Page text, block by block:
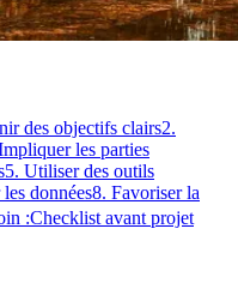
des objectifs clairs2.
les parties
5. Utiliser des outils
données8. Favoriser la
:Checklist avant projet